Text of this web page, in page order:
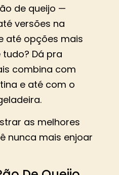
de queijo —
versões na
até opções mais
tudo? Dá pra
combina com
e até com o
as melhores
nunca mais enjoar